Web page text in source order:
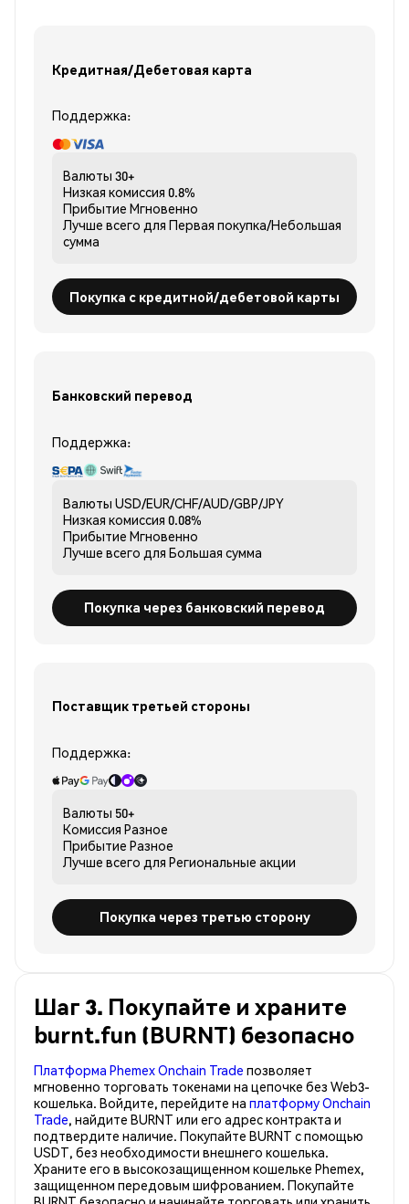
Кредитная/Дебетовая карта
Поддержка:
Валюты 30+
Низкая комиссия 0.8%
Прибытие Мгновенно
Лучше всего для Первая покупка/Небольшая
сумма
Покупка с кредитной/дебетовой карты
Банковский перевод
Поддержка:
Валюты USD/EUR/CHF/AUD/GBP/JPY
Низкая комиссия 0.08%
Прибытие Мгновенно
Лучше всего для Большая сумма
Покупка через банковский перевод
Поставщик третьей стороны
Поддержка:
Валюты 50+
Комиссия Разное
Прибытие Разное
Лучше всего для Региональные акции
Покупка через третью сторону
Шаг 3. Покупайте и храните
burnt.fun (BURNT) безопасно
Платформа Phemex Onchain Trade позволяет
мгновенно торговать токенами на цепочке без Web3-
кошелька. Войдите, перейдите на платформу Onchain
Trade, найдите BURNT или его адрес контракта и
подтвердите наличие. Покупайте BURNT с помощью
USDT, без необходимости внешнего кошелька.
Храните его в высокозащищенном кошельке Phemex,
защищенном передовым шифрованием. Покупайте